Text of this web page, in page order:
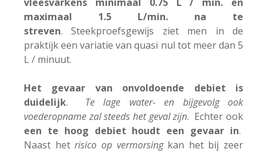
maximaal 1.5 L/min. na te
streven. Steekproefsgewijs ziet men in de
praktijk een variatie van quasi nul tot meer dan 5
L / minuut.
Het gevaar van onvoldoende debiet is
duidelijk. Te lage water- en bijgevolg ook
voederopname zal steeds het geval zijn. Echter ook
een te hoog debiet houdt een gevaar in.
Naast hetrisico op vermorsingkan het bij zeer